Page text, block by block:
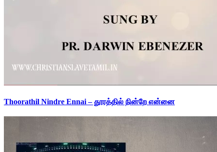
Thoorathil Nindre Ennai – தூரத்தில் நின்றே என்னை